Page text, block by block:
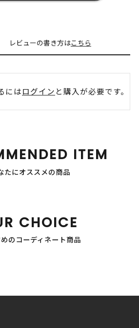
レビューの書き方はこちら
にはログイン と購入が必要です。
ITEM
たにオススメの商品
CHOICE
のコーディネート商品